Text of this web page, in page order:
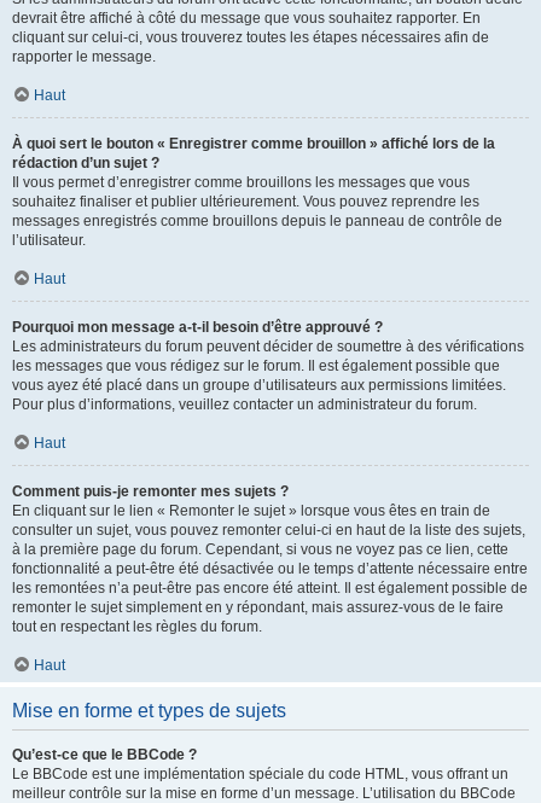
devrait être affiché à côté du message que vous souhaitez rapporter. En
cliquant sur celui-ci, vous trouverez toutes les étapes nécessaires afin de
rapporter le message.
Haut
À quoi sert le bouton « Enregistrer comme brouillon » affiché lors de la
rédaction d’un sujet ?
Il vous permet d’enregistrer comme brouillons les messages que vous
souhaitez finaliser et publier ultérieurement. Vous pouvez reprendre les
messages enregistrés comme brouillons depuis le panneau de contrôle de
l’utilisateur.
Haut
Pourquoi mon message a-t-il besoin d’être approuvé ?
Les administrateurs du forum peuvent décider de soumettre à des vérifications
les messages que vous rédigez sur le forum. Il est également possible que
vous ayez été placé dans un groupe d’utilisateurs aux permissions limitées.
Pour plus d’informations, veuillez contacter un administrateur du forum.
Haut
Comment puis-je remonter mes sujets ?
En cliquant sur le lien « Remonter le sujet » lorsque vous êtes en train de
consulter un sujet, vous pouvez remonter celui-ci en haut de la liste des sujets,
à la première page du forum. Cependant, si vous ne voyez pas ce lien, cette
fonctionnalité a peut-être été désactivée ou le temps d’attente nécessaire entre
les remontées n’a peut-être pas encore été atteint. Il est également possible de
remonter le sujet simplement en y répondant, mais assurez-vous de le faire
tout en respectant les règles du forum.
Haut
Mise en forme et types de sujets
Qu’est-ce que le BBCode ?
Le BBCode est une implémentation spéciale du code HTML, vous offrant un
meilleur contrôle sur la mise en forme d’un message. L’utilisation du BBCode